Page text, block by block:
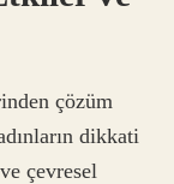
çözüm
dikkati
çevresel